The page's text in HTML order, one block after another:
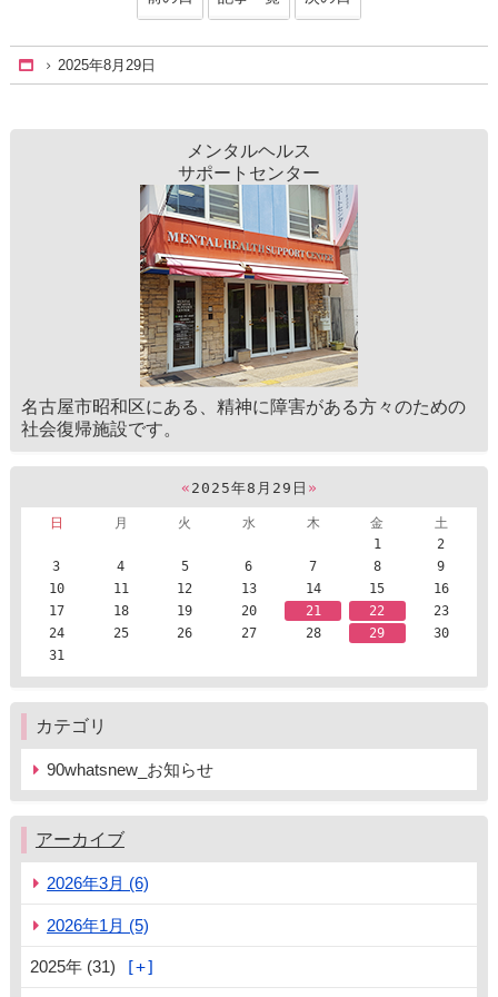
Home
2025年8月29日
メンタルヘルス
サポートセンター
名古屋市昭和区にある、精神に障害がある方々のための
社会復帰施設です。
« 2025年8月29日 »
日 月 火 水 木 金
土
1
2
3
4 5 6 7 8
9
10
11 12 13 14 15
16
17
18 19 20 21 22
23
24
25 26 27 28 29
30
31
カテゴリ
90whatsnew_お知らせ
アーカイブ
2026年3月 (6)
2026年1月 (5)
2025年 (31)